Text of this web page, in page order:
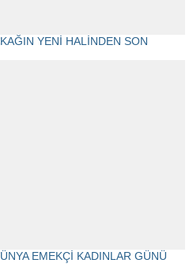
YENİ HALİNDEN SON
EMEKÇİ KADINLAR GÜNÜ